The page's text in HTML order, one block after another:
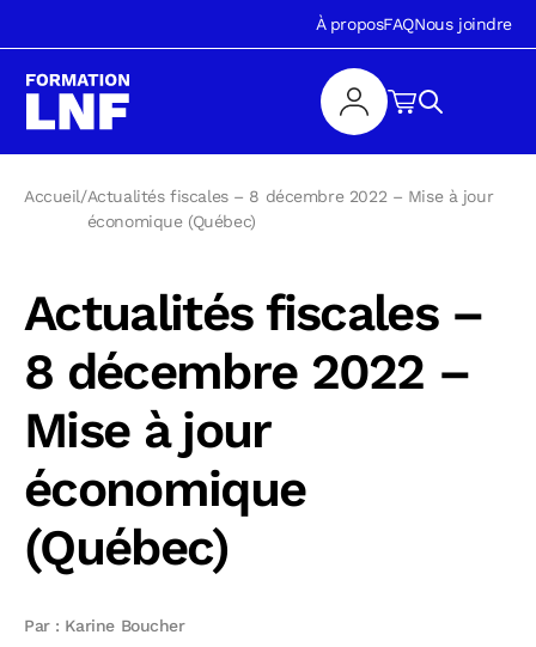
À proposFAQNous joindre
Accueil/Actualités fiscales – 8 décembre 2022 – Mise à jour
économique (Québec)
Actualités fiscales –
8 décembre 2022 –
Mise à jour
économique
(Québec)
Par : Karine Boucher